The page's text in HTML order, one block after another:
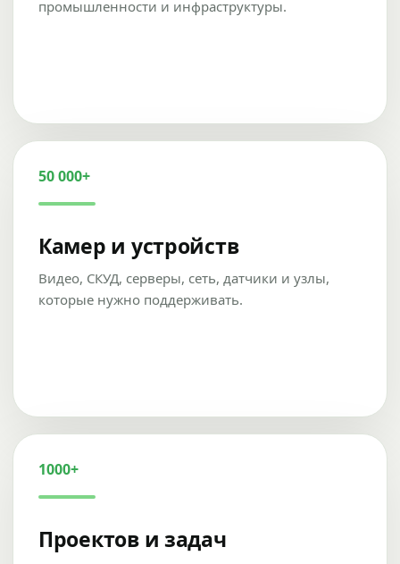
промышленности и инфраструктуры.
50 000+
Камер и устройств
Видео, СКУД, серверы, сеть, датчики и узлы,
которые нужно поддерживать.
1000+
Проектов и задач